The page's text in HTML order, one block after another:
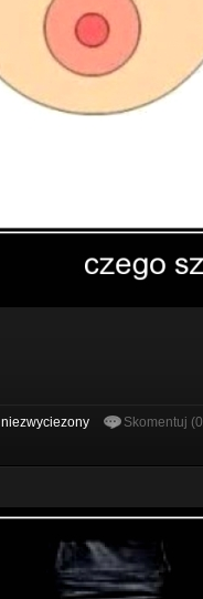
niezwyciezony Skomentuj